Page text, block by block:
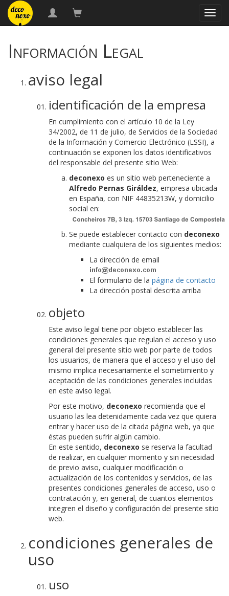
Información Legal
aviso legal
identificación de la empresa
En cumplimiento con el artículo 10 de la Ley
34/2002, de 11 de julio, de Servicios de la Sociedad
de la Información y Comercio Electrónico (LSSI), a
continuación se exponen los datos identificativos
del responsable del presente sitio Web:
deconexo es un sitio web perteneciente a
Alfredo Pernas Giráldez, empresa ubicada
en España, con NIF 44835213W, y domicilio
social en:
Se puede establecer contacto con deconexo
mediante cualquiera de los siguientes medios:
La dirección de email
El formulario de la página de contacto
La dirección postal descrita arriba
objeto
Este aviso legal tiene por objeto establecer las
condiciones generales que regulan el acceso y uso
general del presente sitio web por parte de todos
los usuarios, de manera que el acceso y el uso del
mismo implica necesariamente el sometimiento y
aceptación de las condiciones generales incluidas
en este aviso legal.
Por este motivo, deconexo recomienda que el
usuario las lea detenidamente cada vez que quiera
entrar y hacer uso de la citada página web, ya que
éstas pueden sufrir algún cambio.
En este sentido, deconexo se reserva la facultad
de realizar, en cualquier momento y sin necesidad
de previo aviso, cualquier modificación o
actualización de los contenidos y servicios, de las
presentes condiciones generales de acceso, uso o
contratación y, en general, de cuantos elementos
integren el diseño y configuración del presente sitio
web.
condiciones generales de
uso
uso